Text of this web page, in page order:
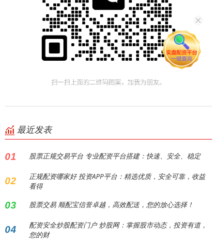
最近发表
01 股票正规交易平台 专业配资平台搭建：快速、安全、稳定
02
正规配资哪家好 投资APP平台：精选优质，安全可靠，收益
看得
03 股票交易 顺配宝信誉卓越，高效配送，您的放心选择！
04
配资安全炒股配资门户 炒股网：掌握股市动态，投资有道，
您的财